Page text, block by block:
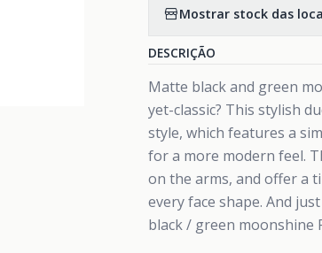
Mostrar stock das
DESCRIÇÃO
Matte black and green
yet-classic? This stylish
style, which features a
for a more modern feel.
on the arms, and offer a
every face shape. And
black / green moonshine